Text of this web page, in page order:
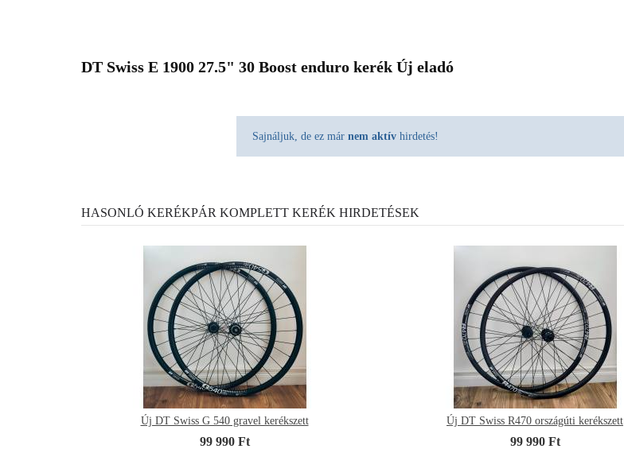
DT Swiss E 1900 27.5" 30 Boost enduro kerék Új eladó
Sajnáljuk, de ez már nem aktív hirdetés!
HASONLÓ KERÉKPÁR KOMPLETT KERÉK HIRDETÉSEK
Új DT Swiss G 540 gravel kerékszett
99 990 Ft
Új DT Swiss R470 országúti kerékszett
99 990 Ft